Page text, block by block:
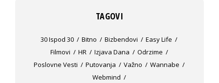
TAGOVI
30 Ispod 30 Bitno Bizbendovi
Easy Life
Filmovi
HR Izjava Dana
Odrzime
Poslovne Vesti
Putovanja Važno
Wannabe
Webmind